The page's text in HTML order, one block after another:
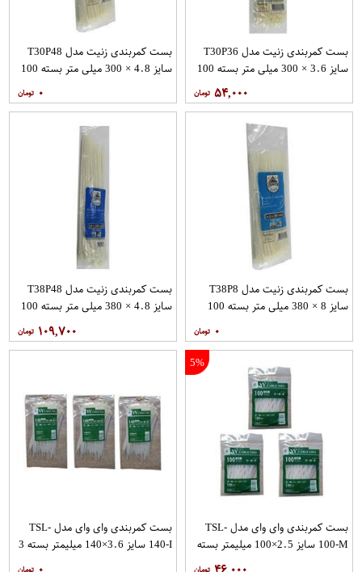
بست کمربندی زنیت مدل T30P36
سایز 3.6 × 300 میلی متر بسته 100
۵۴,۰۰۰
بست کمربندی زنیت مدل T30P48
سایز 4.8 × 300 میلی متر بسته 100
۰
بست کمربندی زنیت مدل T38P8
سایز 8 × 380 میلی متر بسته 100
۰
بست کمربندی زنیت مدل T38P48
سایز 4.8 × 380 میلی متر بسته 100
۱۰۹,۷۰۰
5%
بست کمربندی وای وای مدل TSL-
100-M سایز 2.5×100 میلیمتر بسته
بست کمربندی وای وای مدل TSL-
140-I سایز 3.6×140 میلیمتر بسته 3